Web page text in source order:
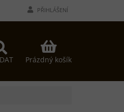
PŘIHLÁŠENÍ
NÁKUPNÍ
KOŠÍK
Prázdný košík
KONTAKTY